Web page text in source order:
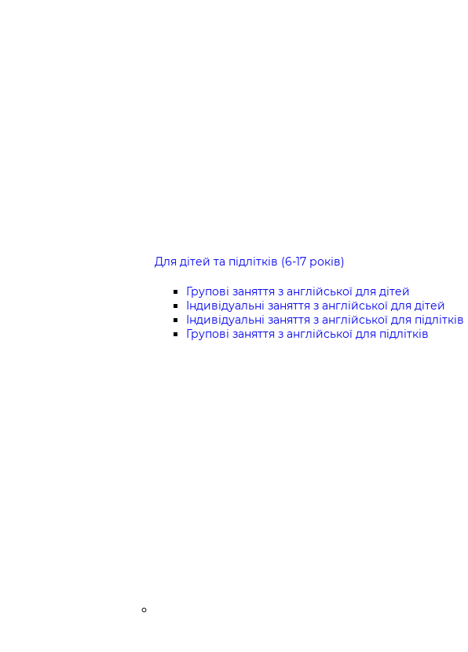
Для дітей та підлітків (6-17 років)
Групові заняття з англійської для дітей
Індивідуальні заняття з англійської для дітей
Індивідуальні заняття з англійської для підлітків
Групові заняття з англійської для підлітків